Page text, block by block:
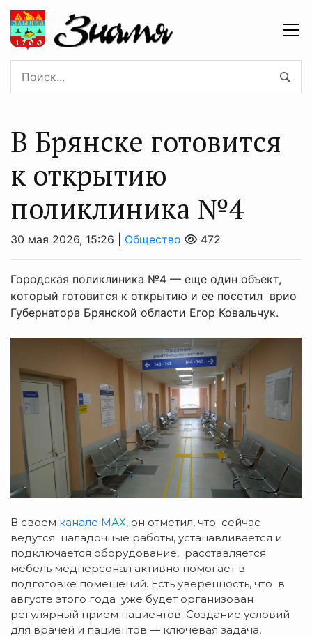
В Брянске готовится
к открытию
поликлиника №4
30 мая 2026, 15:26 | Общество 472
Городская поликлиника №4 — еще один объект,
который готовится к открытию и ее посетил врио
Губернатора Брянской области Егор Ковальчук.
В своем канале МАХ, он отметил, что сейчас
ведутся наладочные работы, устанавливается и
подключается оборудование, расставляется
мебель медперсонал активно помогает в
подготовке помещений. Есть уверенность, что в
августе этого года уже будет организован
регулярный прием пациентов. Создание условий
для врачей и пациентов — ключевая задача,